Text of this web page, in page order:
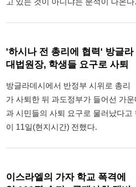
'하시나 전 총리에 협력' 방글라
대법원장, 학생들 요구로 사퇴
방글라데시에서 반정부 시위로 총리
가 사퇴한 뒤 과도정부가 들어선 가
과 시민들의 사퇴 요구로 물러났다고
이 11일(현지시간) 전했다.
이스라엘의 가자 학교 폭격에